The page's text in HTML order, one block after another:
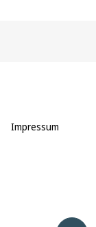
Impressum